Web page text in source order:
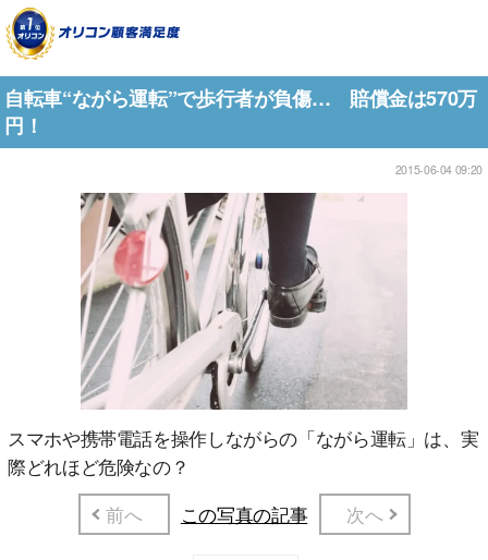
自転車“ながら運転”で歩行者が負傷… 賠償金は570万
円！
2015-06-04 09:20
スマホや携帯電話を操作しながらの「ながら運転」は、実
際どれほど危険なの？
前へ
この写真の記事 次へ